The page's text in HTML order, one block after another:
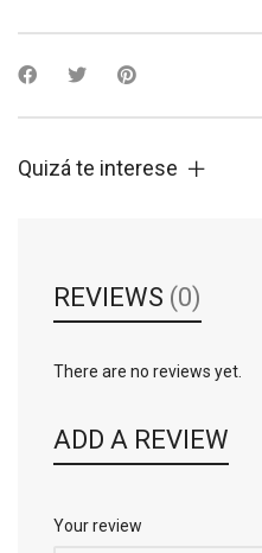
Quizá te interese
REVIEWS (0)
There are no reviews yet.
ADD A REVIEW
Your review